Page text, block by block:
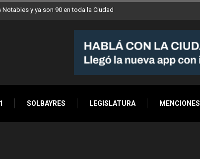
y ya son 90 en toda la Ciudad
SOLBAYRES LEGISLATURA MENCIONES